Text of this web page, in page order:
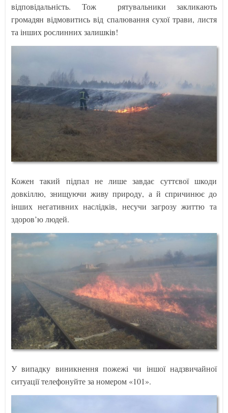
відповідальність. Тож рятувальники закликають
громадян відмовитись від спалювання сухої трави, листя
та інших рослинних залишків!
Кожен такий підпал не лише завдає суттєвої шкоди
довкіллю, знищуючи живу природу, а й спричинює до
інших негативних наслідків, несучи загрозу життю та
здоров’ю людей.
У випадку виникнення пожежі чи іншої надзвичайної
ситуації телефонуйте за номером «101».